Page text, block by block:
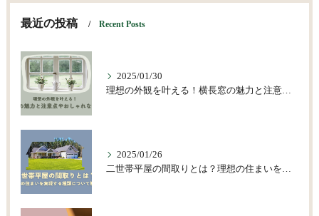
最近の投稿 Recent Posts
2025/01/30
理想の外観を叶える！横長窓の魅力と注意点やおしゃれな活用術
2025/01/26
二世帯平屋の間取りとは？理想の住まいを実現する種類について解説